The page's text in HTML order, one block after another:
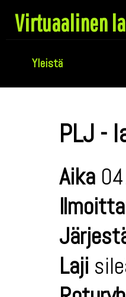
Virtuaalinen
Yleistä
PLJ -
Aika
Laji